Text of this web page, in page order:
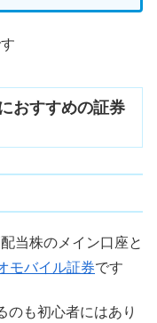
おすすめの証券
当株のメイン口座と
モバイル証券です
のも初心者にはあり